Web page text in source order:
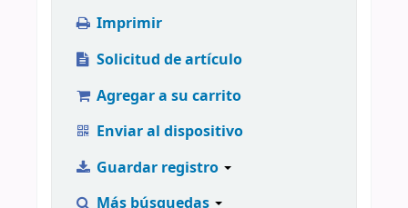
Imprimir
Solicitud de artículo
Agregar a su carrito
Enviar al dispositivo
Guardar registro